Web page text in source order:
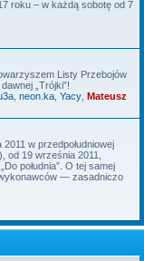
roku – w każdą sobotę od 7
Listy Przebojów
„Trójki”!
neon.ka Yacy Mateusz
w przedpołudniowej
od 19 września 2011,
południa”. O tej samej
— zasadniczo